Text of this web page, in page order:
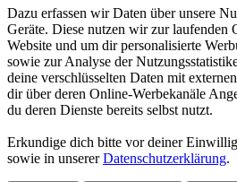
Dazu erfassen wir Daten über unsere
Geräte. Diese nutzen wir zur laufenden
Website und um dir personalisierte
sowie zur Analyse der
deine verschlüsselten Daten mit
dir über deren Online-Werbekanäle
du deren Dienste bereits selbst nutzt.
Erkundige dich bitte vor deiner
sowie in unsererDatenschutzerklärung.